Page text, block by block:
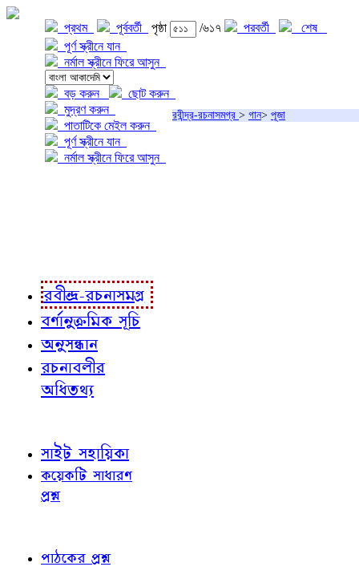
প্রথম পূর্ববর্তী পৃষ্ঠা /৬১৭ পরবর্তী
শেষ
পূর্ণ স্ক্রীনে যান
নর্মাল স্ক্রীনে ফিরে আসুন
বড় করুন
ছোট করুন
মুদ্রণ করুন
পাতাটিকে মেইল করুন
পূর্ণ স্ক্রীনে যান
নর্মাল স্ক্রীনে ফিরে আসুন
রবীন্দ্র-রচনাসমগ্র > গান> পূজা
রবীন্দ্র-রচনাসমগ্র
বর্ণানুক্রমিক সূচি
অনুসন্ধান
রচনাবলীর
অধিতথ্য
সাইট সহায়িকা
কয়েকটি সাধারণ
প্রশ্ন
পাঠকের প্রশ্ন